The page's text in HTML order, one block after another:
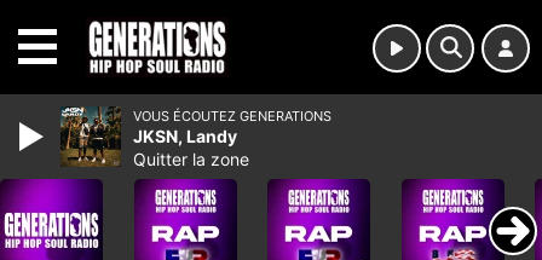
VOUS ÉCOUTEZ GENERATIONS
JKSN, Landy
Quitter la zone